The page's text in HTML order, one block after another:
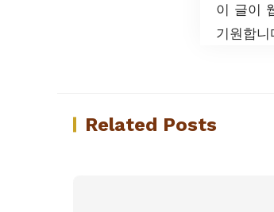
이 글이
기원합니
Related Posts